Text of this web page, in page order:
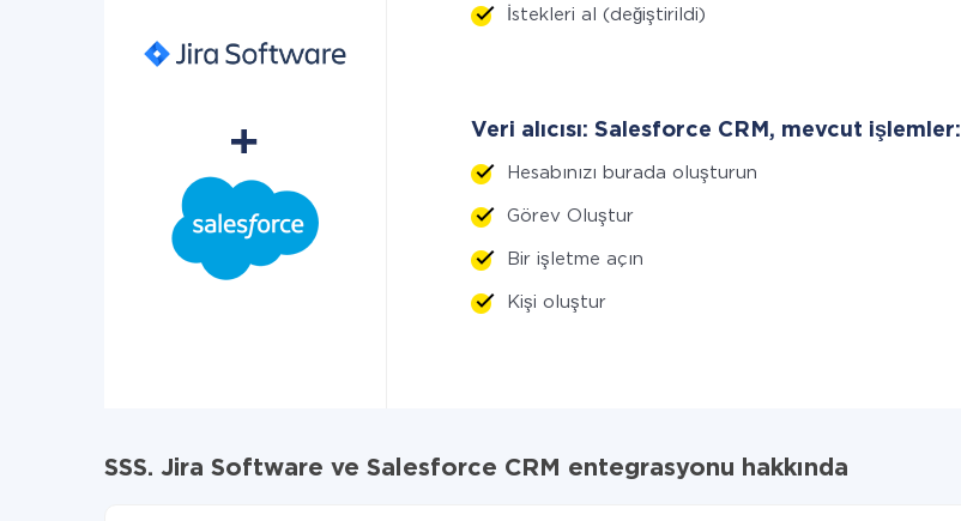
İstekleri al (değiştirildi)
Veri alıcısı: Salesforce CRM, mevcut işlemler:
Hesabınızı burada oluşturun
Görev Oluştur
Bir işletme açın
Kişi oluştur
SSS. Jira Software ve Salesforce CRM entegrasyonu hakkında